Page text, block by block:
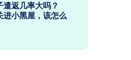
遣返几率大吗？
进小黑屋，该怎么